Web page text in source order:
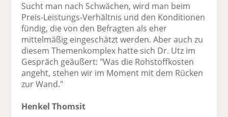
Sucht man nach Schwächen, wird man beim
Preis-Leistungs-Verhältnis und den Konditionen
fündig, die von den Befragten als eher
mittelmäßig eingeschätzt werden. Aber auch zu
diesem Themenkomplex hatte sich Dr. Utz im
Gespräch geäußert: "Was die Rohstoffkosten
angeht, stehen wir im Moment mit dem Rücken
zur Wand."
Henkel Thomsit